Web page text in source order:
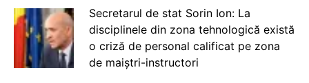
Secretarul de stat Sorin Ion: La
disciplinele din zona tehnologică există
o criză de personal calificat pe zona
de maiștri-instructori